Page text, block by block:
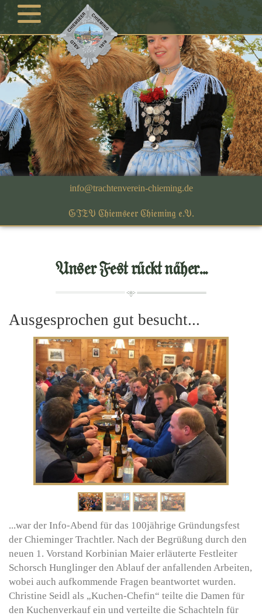
GTEV Chiemseer Chieming e.V.
Unser Fest rückt näher...
Ausgesprochen gut besucht...
...war der Info-Abend für das 100jährige Gründungsfest
der Chieminger Trachtler. Nach der Begrüßung durch den
neuen 1. Vorstand Korbinian Maier erläuterte Festleiter
Schorsch Hunglinger den Ablauf der anfallenden Arbeiten,
wobei auch aufkommende Fragen beantwortet wurden.
Christine Seidl als „Kuchen-Chefin“ teilte die Damen für
den Kuchenverkauf ein und verteilte die Schachteln für